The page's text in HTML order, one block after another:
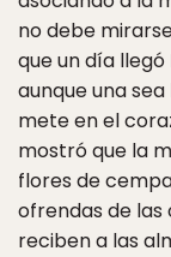
no debe
que un día
aunque una
mete en el
mostró que la
flores de
ofrendas de las
reciben a las